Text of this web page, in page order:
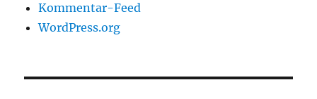
Kommentar-Feed
WordPress.org